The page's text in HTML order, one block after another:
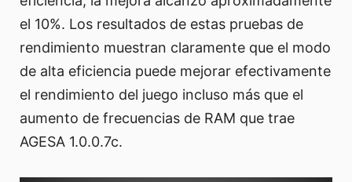
el 10%. Los resultados de estas pruebas de
rendimiento muestran claramente que el modo
de alta eficiencia puede mejorar efectivamente
el rendimiento del juego incluso más que el
aumento de frecuencias de RAM que trae
AGESA 1.0.0.7c.